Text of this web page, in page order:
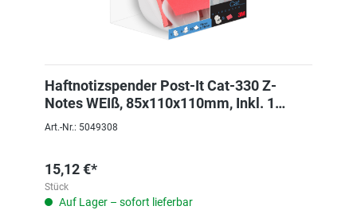
Haftnotizspender Post-It Cat-330 Z-
Notes WEIß, 85x110x110mm, Inkl. 1
Block
Art.-Nr.: 5049308
15,12 €*
Stück
Auf Lager – sofort lieferbar